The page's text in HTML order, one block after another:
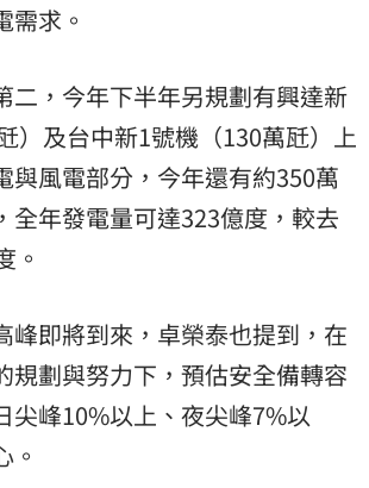
需求。
二，今年下半年另規劃有興達新
）及台中新1號機（130萬瓩）上
與風電部分，今年還有約350萬
全年發電量可達323億度，較去
。
峰即將到來，卓榮泰也提到，在
規劃與努力下，預估安全備轉容
尖峰10%以上、夜尖峰7%以
。